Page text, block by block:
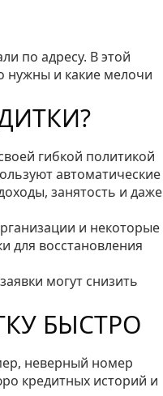
по адресу. В этой
нужны и какие мелочи
гибкой политикой
автоматические
занятость и даже
и некоторые
для восстановления
могут снизить
БЫСТРО
неверный номер
кредитных историй и